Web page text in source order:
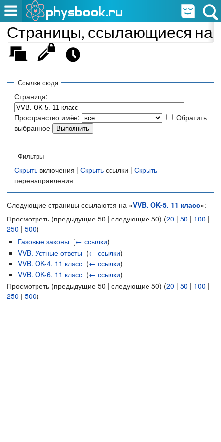
Страницы, ссылающиеся на
Ссылки сюда
Страница:
Пространство имён:
Обратить
выбранное
Фильтры
Скрыть включения | Скрыть ссылки | Скрыть
перенаправления
Следующие страницы ссылаются на «VVB. OK-5. 11 класс»:
Просмотреть (предыдущие 50 | следующие 50) (20 | 50 | 100 |
250 | 500)
Газовые законы (← ссылки)
VVB. Устные ответы (← ссылки)
VVB. OK-4. 11 класс (← ссылки)
VVB. OK-6. 11 класс (← ссылки)
Просмотреть (предыдущие 50 | следующие 50) (20 | 50 | 100 |
250 | 500)